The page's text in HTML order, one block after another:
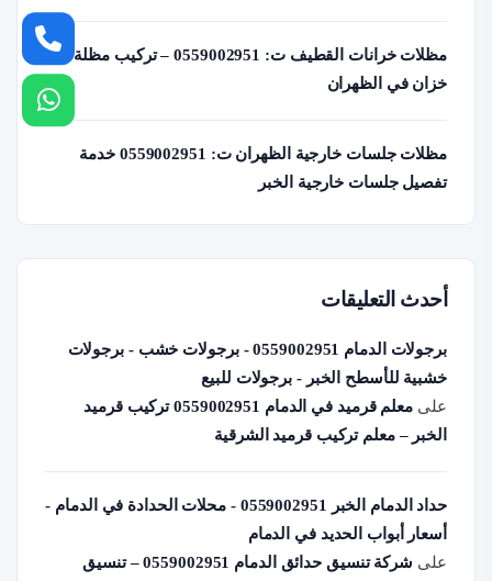
مظلات خرانات القطيف ت: 0559002951 – تركيب مظلة
خزان في الظهران
مظلات جلسات خارجية الظهران ت: 0559002951 خدمة
تفصيل جلسات خارجية الخبر
أحدث التعليقات
برجولات الدمام 0559002951 - برجولات خشب - برجولات
خشبية للأسطح الخبر - برجولات للبيع
على
معلم قرميد في الدمام 0559002951 تركيب قرميد
الخبر – معلم تركيب قرميد الشرقية
حداد الدمام الخبر 0559002951 - محلات الحدادة في الدمام -
أسعار أبواب الحديد في الدمام
على
شركة تنسيق حدائق الدمام 0559002951 – تنسيق